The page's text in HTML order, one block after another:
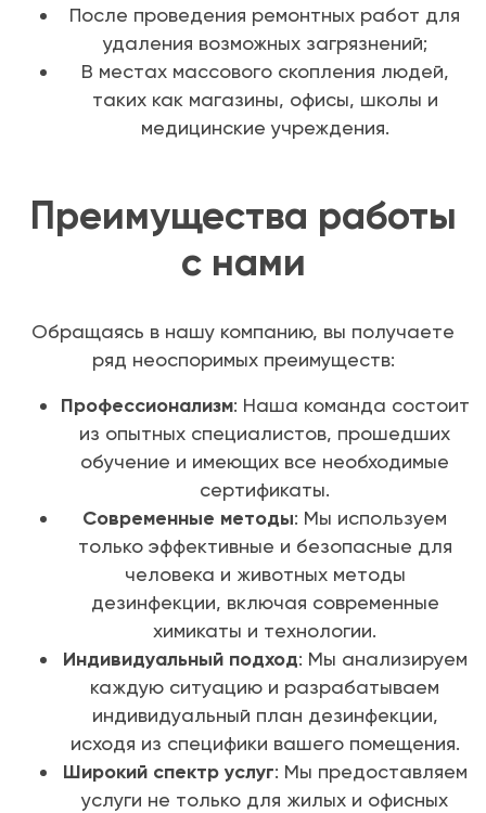
После проведения ремонтных работ для
удаления возможных загрязнений;
В местах массового скопления людей,
таких как магазины, офисы, школы и
медицинские учреждения.
Преимущества работы
с нами
Обращаясь в нашу компанию, вы получаете
ряд неоспоримых преимуществ:
Профессионализм: Наша команда состоит
из опытных специалистов, прошедших
обучение и имеющих все необходимые
сертификаты.
Современные методы: Мы используем
только эффективные и безопасные для
человека и животных методы
дезинфекции, включая современные
химикаты и технологии.
Индивидуальный подход: Мы анализируем
каждую ситуацию и разрабатываем
индивидуальный план дезинфекции,
исходя из специфики вашего помещения.
Широкий спектр услуг: Мы предоставляем
услуги не только для жилых и офисных